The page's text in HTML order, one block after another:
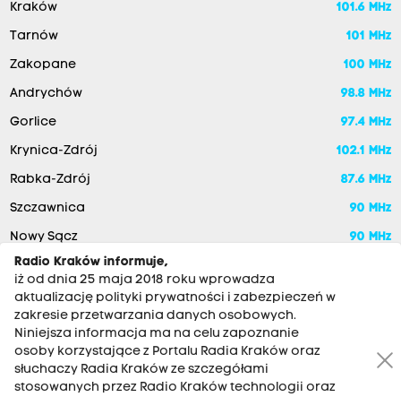
Kraków 101.6 MHz
Tarnów 101 MHz
Zakopane 100 MHz
Andrychów 98.8 MHz
Gorlice 97.4 MHz
Krynica-Zdrój 102.1 MHz
Rabka-Zdrój 87.6 MHz
Szczawnica 90 MHz
Nowy Sącz 90 MHz
Radio Kraków informuje,
iż od dnia 25 maja 2018 roku wprowadza
aktualizację polityki prywatności i zabezpieczeń w
zakresie przetwarzania danych osobowych.
Niniejsza informacja ma na celu zapoznanie
osoby korzystające z Portalu Radia Kraków oraz
słuchaczy Radia Kraków ze szczegółami
stosowanych przez Radio Kraków technologii oraz